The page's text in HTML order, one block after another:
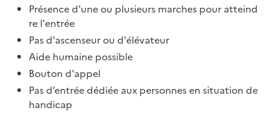
Présence d'une ou plusieurs marches pour atteind
re l'entrée
Pas d'ascenseur ou d'élévateur
Aide humaine possible
Bouton d'appel
Pas d’entrée dédiée aux personnes en situation de
handicap